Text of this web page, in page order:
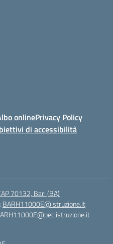
onlinePrivacy Policy
di accessibilità
70132, Bari (BA)
BARH11000E@istruzione.it